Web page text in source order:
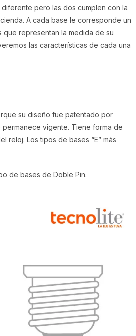
pero las dos cumplen con la
A cada base le corresponde un
representan la medida de su
las características de cada una
su diseño fue patentado por
vigente. Tiene forma de
reloj. Los tipos de bases “E” más
de bases de Doble Pin.